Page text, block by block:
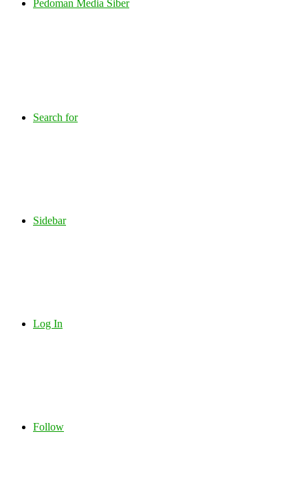
Pedoman Media Siber
Search for
Sidebar
Log In
Follow